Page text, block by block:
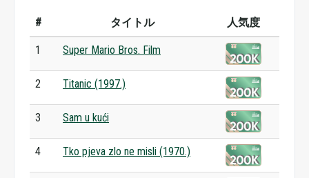
# タイトル 人気度
1 Super Mario Bros. Film
2 Titanic (1997.)
3 Sam u kući
4 Tko pjeva zlo ne misli (1970.)